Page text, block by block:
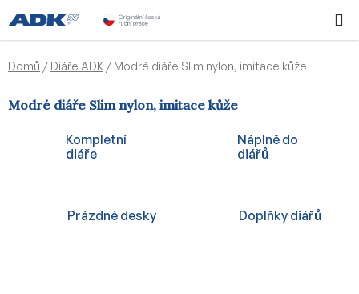
na
obsah
KOŠÍK
Domů / Diáře ADK / Modré diáře Slim nylon, imitace kůže
Modré diáře Slim nylon, imitace kůže
Kompletní
diáře
Náplně do
diářů
Prázdné desky Doplňky diářů